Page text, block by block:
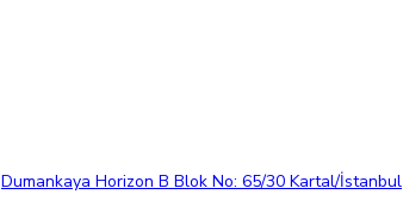
Dumankaya Horizon B Blok No: 65/30 Kartal/İstanbul